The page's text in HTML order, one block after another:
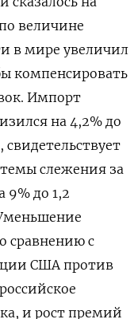
величине
в мире увеличил
компенсировать
Импорт
на 4,2% до
слежения за
9% до 1,2
сравнению с
США против
и рост премий